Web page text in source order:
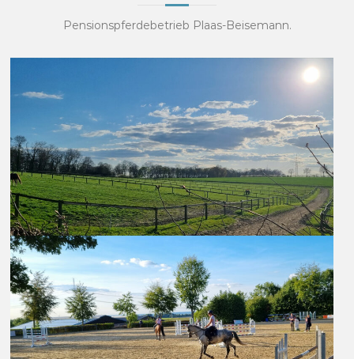
Pensionspferdebetrieb Plaas-Beisemann.